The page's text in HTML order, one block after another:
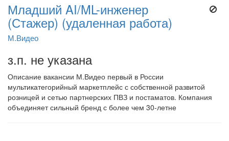
Младший AI/ML-инженер
(Стажер) (удаленная работа)
М.Видео
з.п. не указана
Описание вакансии М.Видео первый в России
мультикатегорийный маркетплейс с собственной развитой
розницей и сетью партнерских ПВЗ и постаматов. Компания
объединяет сильный бренд с более чем 30-летне